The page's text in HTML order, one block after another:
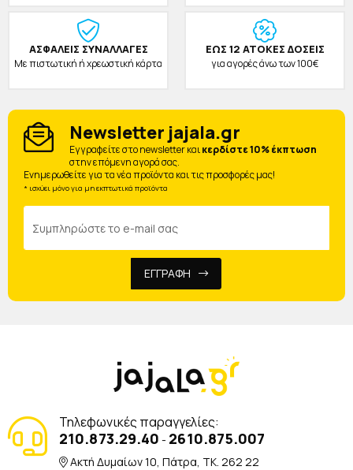
ΑΣΦΑΛΕΙΣ ΣΥΝΑΛΛΑΓΕΣ
Με πιστωτική ή χρεωστική κάρτα
ΕΩΣ 12 ΑΤΟΚΕΣ ΔΟΣΕΙΣ
για αγορές άνω των 100€
Newsletter jajala.gr
Eγγραφείτε στο newsletter καικερδίστε 10% έκπτωση
στην επόμενη αγορά σας.
Ενημερωθείτε για τα νέα προϊόντα και τις προσφορές μας!
* ισχύει μόνο για μη εκπτωτικά προϊόντα
ΕΓΓΡΑΦΗ
Τηλεφωνικές παραγγελίες:
210.873.29.40 - 2610.875.007
Ακτή Δυμαίων 10, Πάτρα, TK. 262 22